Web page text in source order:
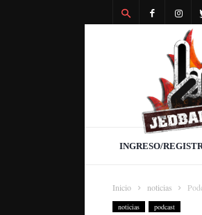
INGRESO/
Inicio noticias
noticias podcast